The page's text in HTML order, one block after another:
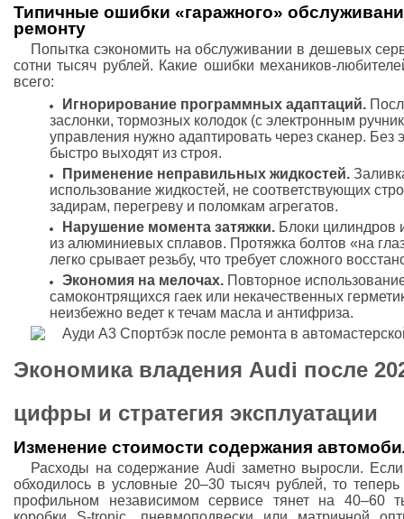
Типичные ошибки «гаражного»
ремонту
Попытка сэкономить на обслуживании в дешевых
сотни тысяч рублей. Какие ошибки механиков-
всего:
Игнорирование программных адаптаций.
заслонки, тормозных колодок (с электронным
управления нужно адаптировать через сканер. Без
быстро выходят из строя.
Применение неправильных жидкостей.
использование жидкостей, не соответствующих
задирам, перегреву и поломкам агрегатов.
Нарушение момента затяжки. Блоки цилиндров
из алюминиевых сплавов. Протяжка болтов «на
легко срывает резьбу, что требует сложного
Экономия на мелочах. Повторное
самоконтрящихся гаек или некачественных
неизбежно ведет к течам масла и антифриза.
Экономика владения Audi после
цифры и стратегия эксплуатации
Изменение стоимости содержания
Расходы на содержание Audi заметно выросли.
обходилось в условные 20–30 тысяч рублей, то
профильном независимом сервисе тянет на 40–60